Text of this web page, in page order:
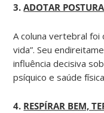
3.ADOTAR
A coluna vertebral foi
vida”. Seu
influência decisiva
psíquico e saúde
4. RESPÍRAR BEM,